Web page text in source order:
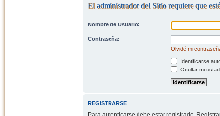
El administrador del Sitio requiere que
Nombre de Usuario:
Contraseña:
Olvidé mi
Identificarse
Ocultar mi
REGISTRARSE
Para autenticarse debe estar registrado.